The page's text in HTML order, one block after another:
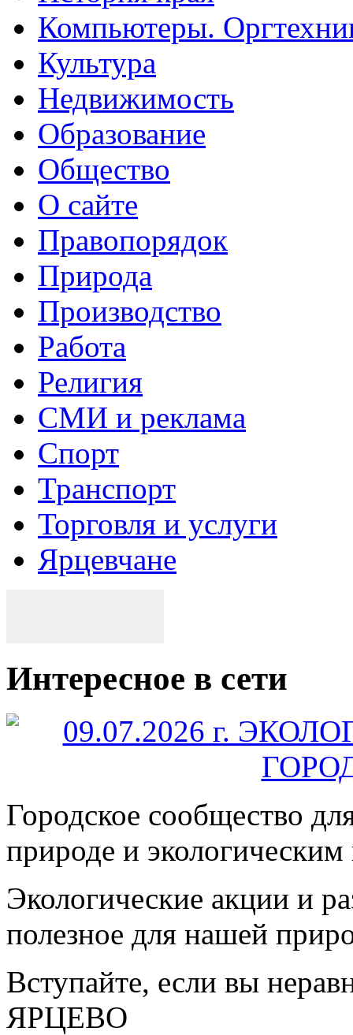
Компьютеры.
Культура
Недвижимость
Образование
Общество
О сайте
Правопорядок
Природа
Производство
Работа
Религия
СМИ и реклама
Спорт
Транспорт
Торговля и услуги
Ярцевчане
Интересное в сети
Городское сообщество
природе и
Экологические акции и
полезное для нашей
Вступайте, если вы
ЯРЦЕВО